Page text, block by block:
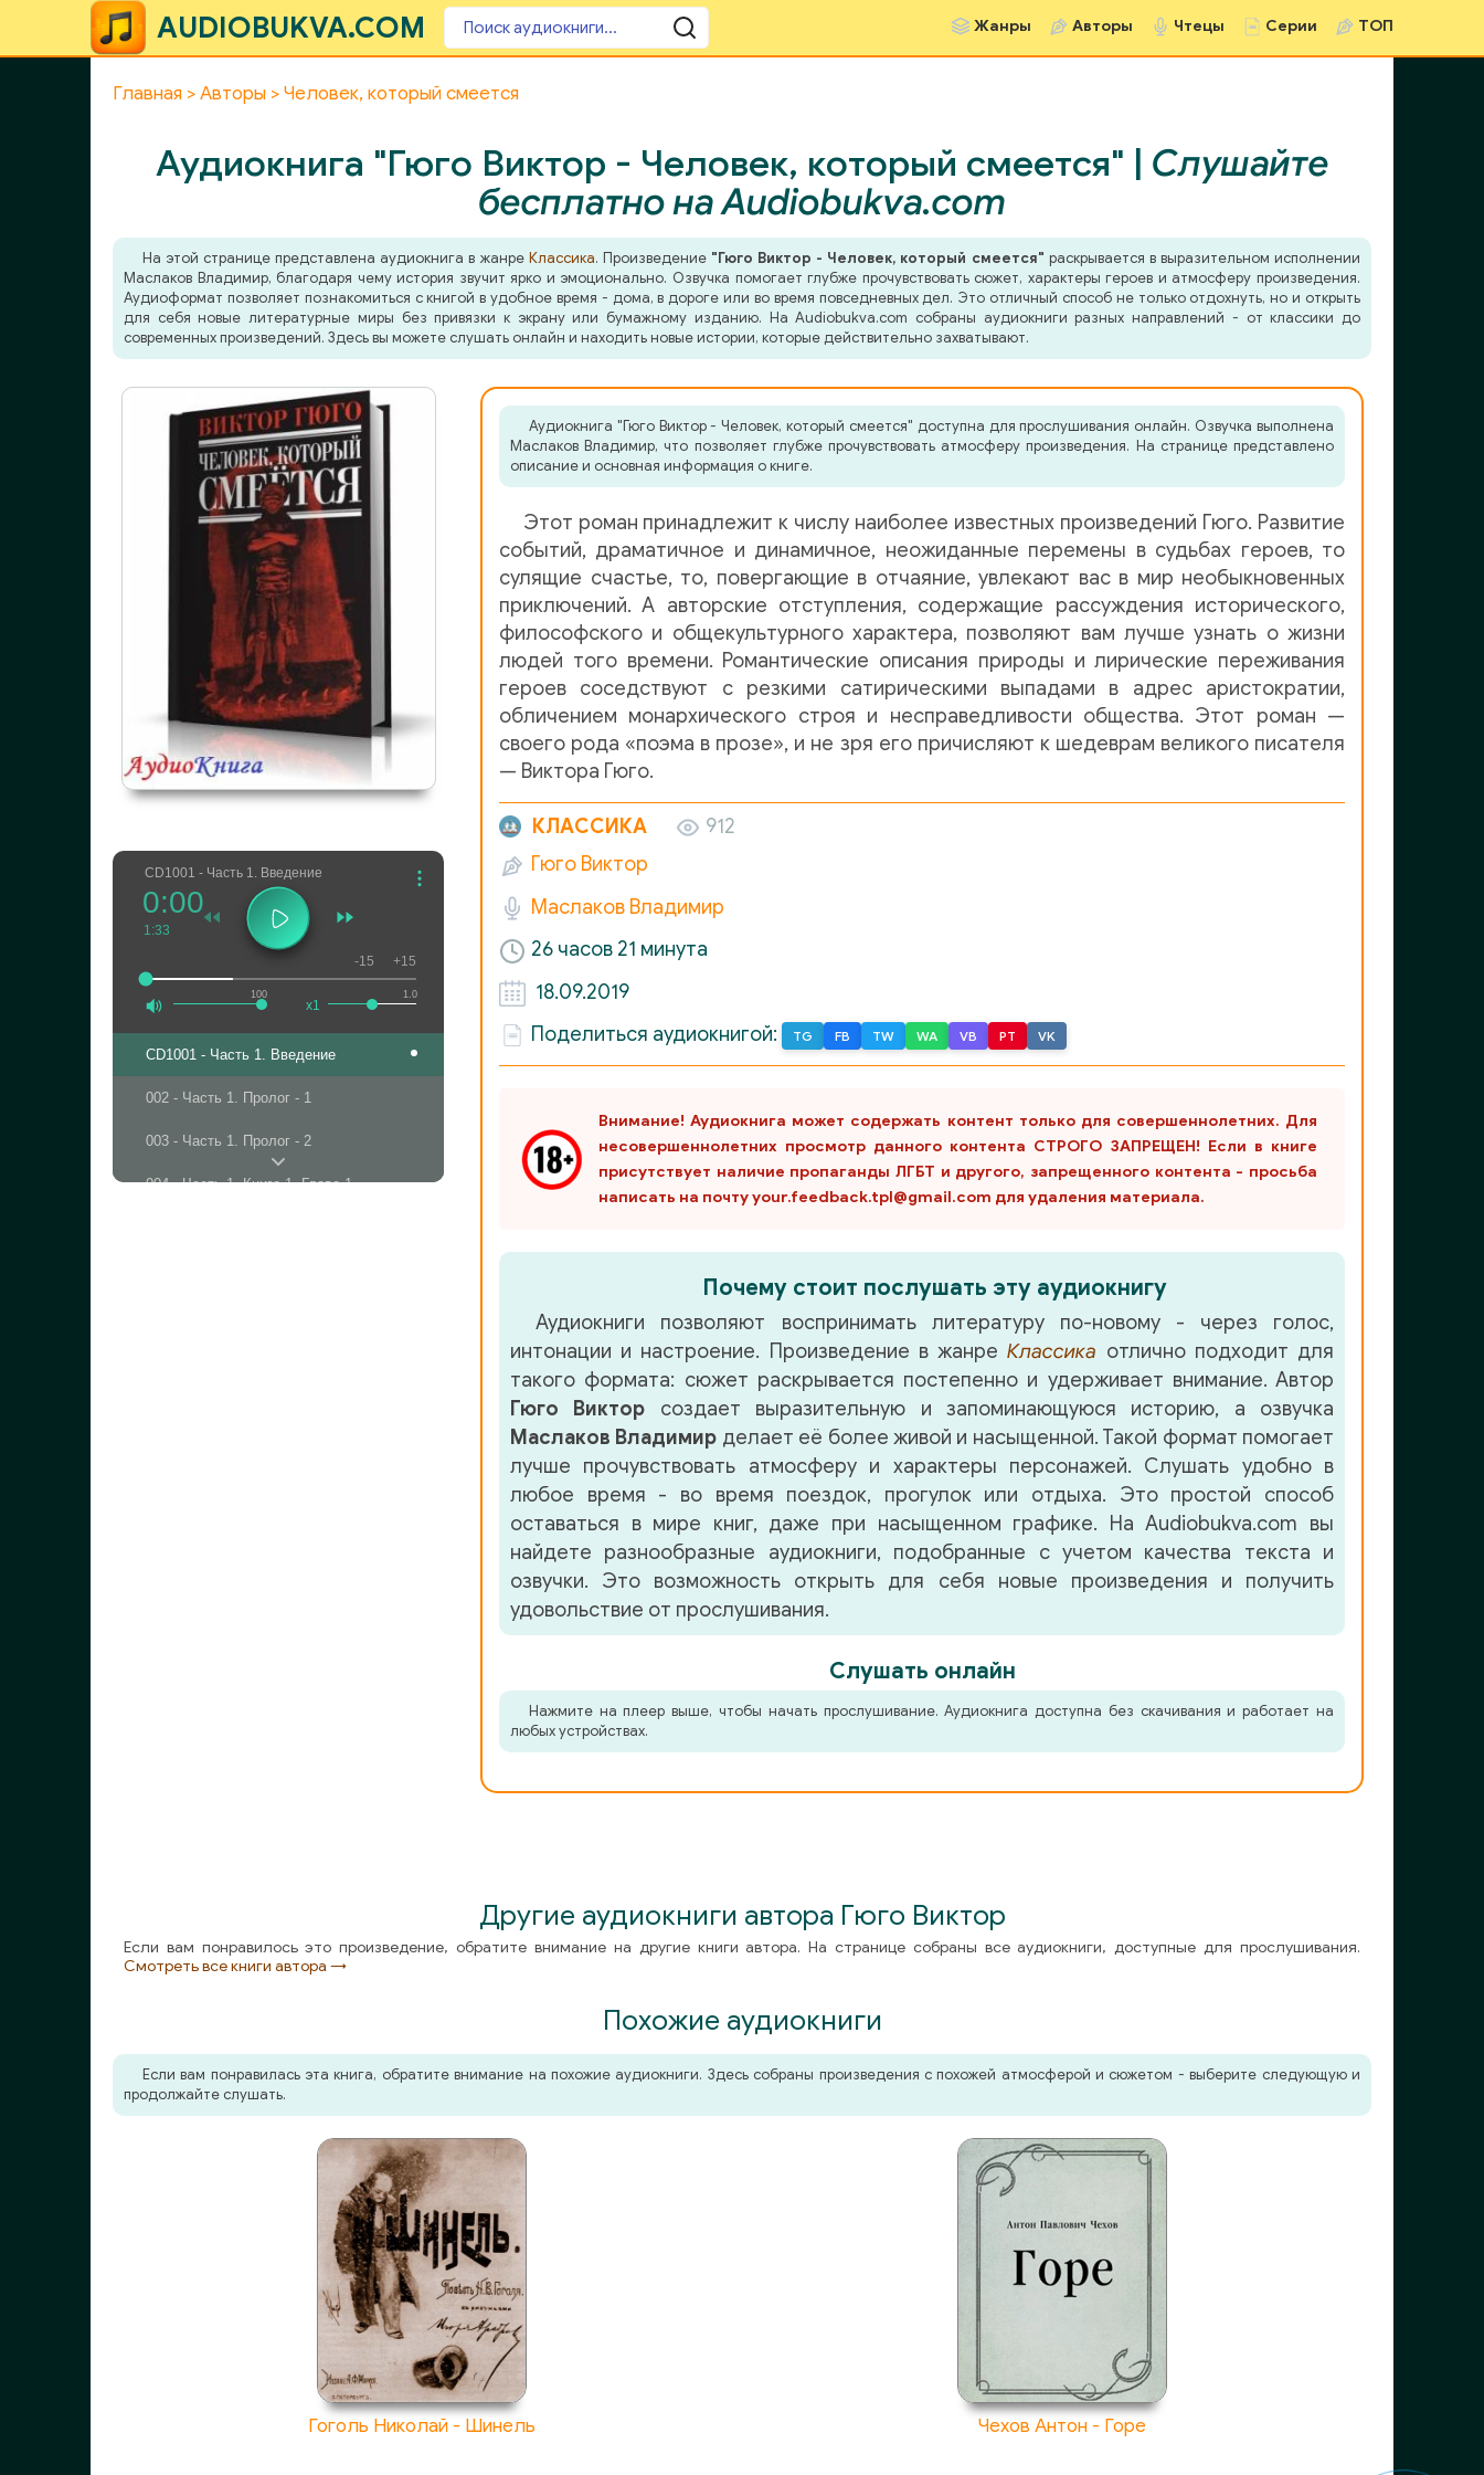
AUDIOBUKVA.COM Жанры Авторы Чтецы Серии ТОП
Главная Авторы Человек, который смеется
Аудиокнига "Гюго Виктор - Человек, который смеется" | Слушайте
бесплатно на Audiobukva.com
На этой странице представлена аудиокнига в жанре Классика. Произведение "Гюго Виктор - Человек, который смеется" раскрывается в выразительном исполнении
Маслаков Владимир, благодаря чему история звучит ярко и эмоционально. Озвучка помогает глубже прочувствовать сюжет, характеры героев и атмосферу произведения.
Аудиоформат позволяет познакомиться с книгой в удобное время - дома, в дороге или во время повседневных дел. Это отличный способ не только отдохнуть, но и открыть
для себя новые литературные миры без привязки к экрану или бумажному изданию. На Audiobukva.com собраны аудиокниги разных направлений - от классики до
современных произведений. Здесь вы можете слушать онлайн и находить новые истории, которые действительно захватывают.
CD1001 - Часть 1. Введение
100
0:00
1:33
1.0
x1
-15 +15
CD1 001 - Часть 1. Введение
002 - Часть 1. Пролог - 1
003 - Часть 1. Пролог - 2
004 - Часть 1. Книга 1. Глава 1
024 - Часть 1. Книга 2. Глава 14
025 - Часть 1. Книга 2. Глава 15
026 - Часть 1. Книга 2. Глава 16
027 - Часть 1. Книга 2. Глава 17
028 - Часть 1. Книга 2. Глава 18
030 - Часть 1. Книга 3. Глава 2
Аудиокнига "Гюго Виктор - Человек, который смеется" доступна для прослушивания онлайн. Озвучка выполнена
Маслаков Владимир, что позволяет глубже прочувствовать атмосферу произведения. На странице представлено
описание и основная информация о книге.
Этот роман принадлежит к числу наиболее известных произведений Гюго. Развитие
событий, драматичное и динамичное, неожиданные перемены в судьбах героев, то
сулящие счастье, то, повергающие в отчаяние, увлекают вас в мир необыкновенных
приключений. А авторские отступления, содержащие рассуждения исторического,
философского и общекультурного характера, позволяют вам лучше узнать о жизни
людей того времени. Романтические описания природы и лирические переживания
героев соседствуют с резкими сатирическими выпадами в адрес аристократии,
обличением монархического строя и несправедливости общества. Этот роман —
своего рода «поэма в прозе», и не зря его причисляют к шедеврам великого писателя
— Виктора Гюго.
КЛАССИКА
912
Гюго Виктор
Маслаков Владимир
26 часов 21 минута
18.09.2019
Поделиться аудиокнигой:
TG FB TW WA VB PT VK
Внимание! Аудиокнига может содержать контент только для совершеннолетних. Для
несовершеннолетних просмотр данного контента СТРОГО ЗАПРЕЩЕН! Если в книге
присутствует наличие пропаганды ЛГБТ и другого, запрещенного контента - просьба
написать на почту your.feedback.tpl@gmail.com для удаления материала.
Почему стоит послушать эту аудиокнигу
Аудиокниги позволяют воспринимать литературу по-новому - через голос,
интонации и настроение. Произведение в жанреКлассика отлично подходит для
такого формата: сюжет раскрывается постепенно и удерживает внимание. Автор
Гюго Виктор создает выразительную и запоминающуюся историю, а озвучка
Маслаков Владимир делает её более живой и насыщенной. Такой формат помогает
лучше прочувствовать атмосферу и характеры персонажей. Слушать удобно в
любое время - во время поездок, прогулок или отдыха. Это простой способ
оставаться в мире книг, даже при насыщенном графике. На Audiobukva.com вы
найдете разнообразные аудиокниги, подобранные с учетом качества текста и
озвучки. Это возможность открыть для себя новые произведения и получить
удовольствие от прослушивания.
Слушать онлайн
Нажмите на плеер выше, чтобы начать прослушивание. Аудиокнига доступна без скачивания и работает на
любых устройствах.
Другие аудиокниги автора Гюго Виктор
Если вам понравилось это произведение, обратите внимание на другие книги автора. На странице собраны все аудиокниги, доступные для прослушивания.
Смотреть все книги автора →
Похожие аудиокниги
Если вам понравилась эта книга, обратите внимание на похожие аудиокниги. Здесь собраны произведения с похожей атмосферой и сюжетом - выберите следующую и
продолжайте слушать.
Гоголь Николай - Шинель Чехов Антон - Горе